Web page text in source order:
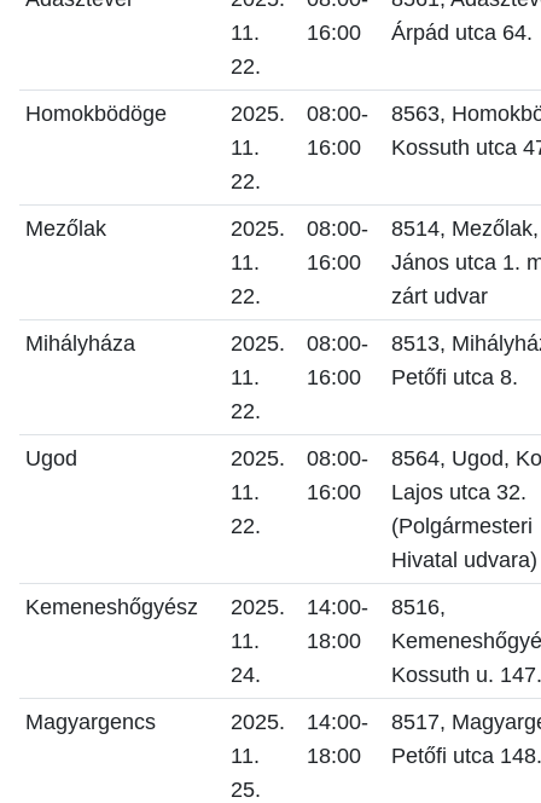
11.
22.
16:00
Árpád utca 64.
Homokbödöge
2025.
11.
22.
08:00-
16:00
8563,
Kossuth utca
Mezőlak
2025.
11.
22.
08:00-
16:00
8514,
János utca 1.
zárt udvar
Mihályháza
2025.
11.
22.
08:00-
16:00
8513,
Petőfi utca 8.
Ugod
2025.
11.
22.
08:00-
16:00
8564, Ugod,
Lajos utca 32.
(Polgármesteri
Hivatal udvara)
Kemeneshőgyész
2025.
11.
24.
14:00-
18:00
8516,
Kossuth u. 147.
Magyargencs
2025.
11.
25.
14:00-
18:00
8517,
Petőfi utca 148.